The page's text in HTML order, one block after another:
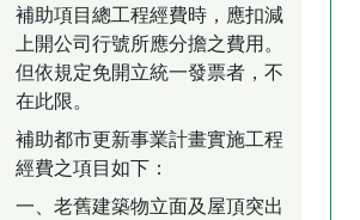
補助項目總工程經費時，應扣減
上開公司行號所應分擔之費用。
但依規定免開立統一發票者，不
在此限。
補助都市更新事業計畫實施工程
經費之項目如下：
一、老舊建築物立面及屋頂突出